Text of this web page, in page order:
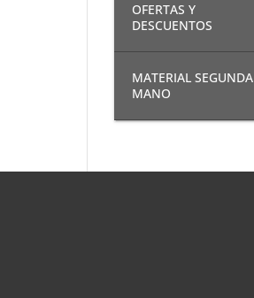
OFERTAS Y
DESCUENTOS
MATERIAL SEGUNDA
MANO